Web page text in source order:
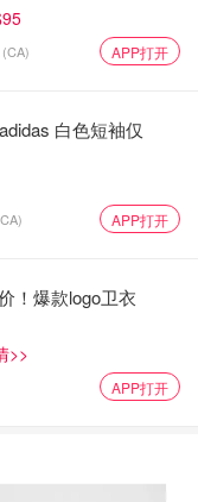
图
以会在闲的时候把自
价格，还有是否允
所以连带着内部装
但是价格会比较优
以之后确定行程就
APP打开
白色短袖仅
APP打开
！爆款logo卫衣
>>
APP打开